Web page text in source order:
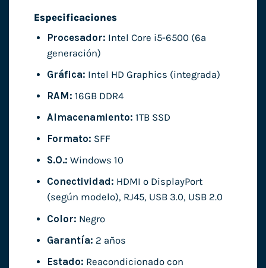
Especificaciones
Procesador: Intel Core i5-6500 (6ª
generación)
Gráfica: Intel HD Graphics (integrada)
RAM: 16GB DDR4
Almacenamiento: 1TB SSD
Formato: SFF
S.O.: Windows 10
Conectividad: HDMI o DisplayPort
(según modelo), RJ45, USB 3.0, USB 2.0
Color: Negro
Garantía: 2 años
Estado: Reacondicionado con